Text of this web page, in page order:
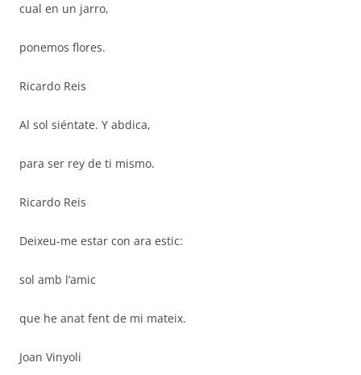
cual en un jarro,
ponemos flores.
Ricardo Reis
Al sol siéntate. Y abdica,
para ser rey de ti mismo.
Ricardo Reis
Deixeu-me estar con ara estic:
sol amb l’amic
que he anat fent de mi mateix.
Joan Vinyoli